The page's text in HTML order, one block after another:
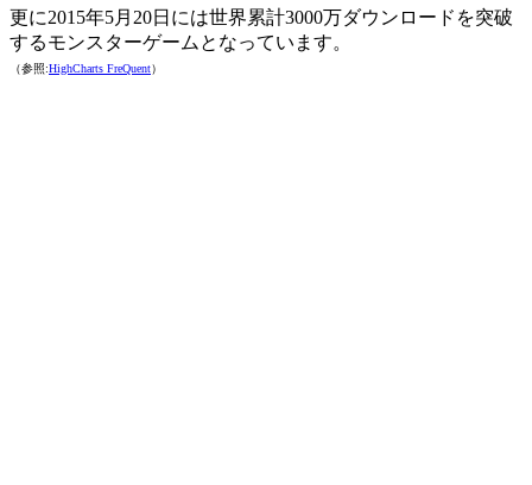
更に2015年5月20日には世界累計3000万ダウンロードを突破
するモンスターゲームとなっています。
（参照:HighCharts FreQuent）